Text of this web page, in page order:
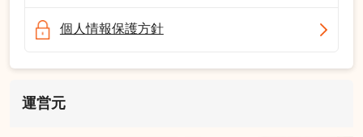
個人情報保護方針
運営元